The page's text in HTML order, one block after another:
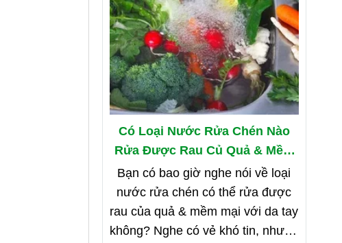
Có Loại Nước Rửa Chén Nào
Rửa Được Rau Củ Quả & Mềm
Mại Với Da Tay?
Bạn có bao giờ nghe nói về loại
nước rửa chén có thể rửa được
rau của quả & mềm mại với da tay
không? Nghe có vẻ khó tin, nhưng